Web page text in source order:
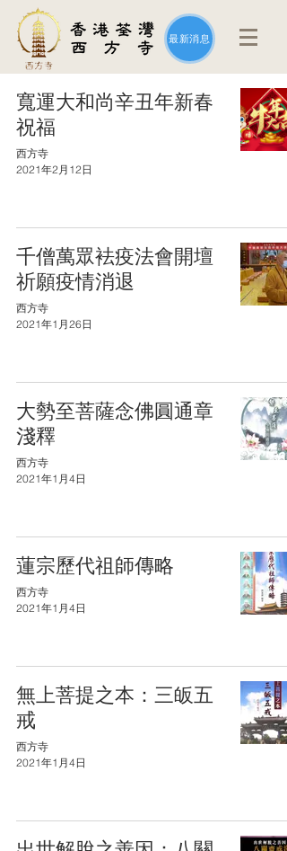
最新消息
寬運大和尚辛丑年新春
祝福
西方寺
2021年2月12日
千僧萬眾袪疫法會開壇
祈願疫情消退
西方寺
2021年1月26日
大勢至菩薩念佛圓通章
淺釋
西方寺
2021年1月4日
蓮宗歷代祖師傳略
西方寺
2021年1月4日
無上菩提之本：三皈五
戒
西方寺
2021年1月4日